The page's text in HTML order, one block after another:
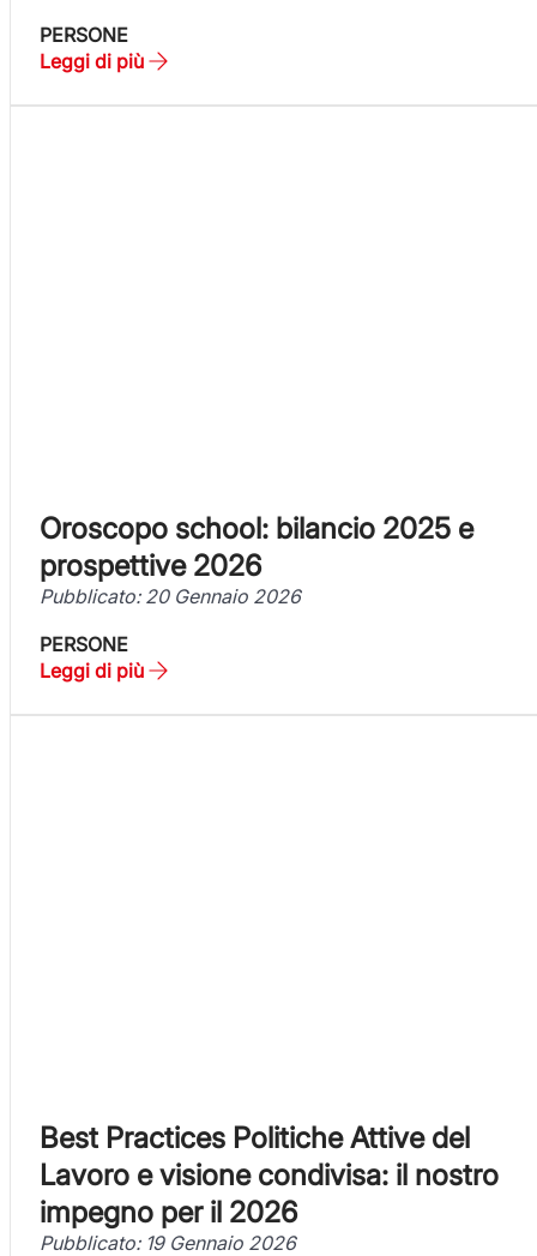
PERSONE
Leggi di più
Oroscopo school: bilancio 2025 e
prospettive 2026
Pubblicato: 20 Gennaio 2026
PERSONE
Leggi di più
Best Practices Politiche Attive del
Lavoro e visione condivisa: il nostro
impegno per il 2026
Pubblicato: 19 Gennaio 2026